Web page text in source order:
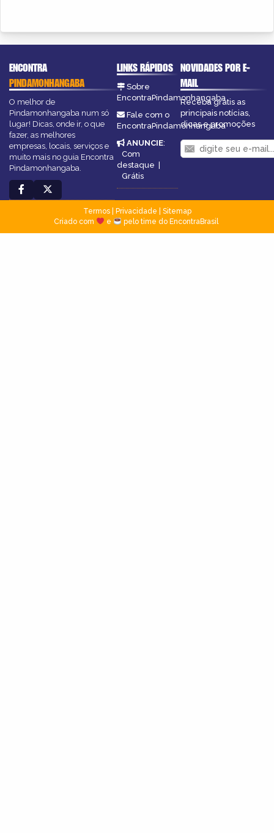
ENCONTRA
PINDAMONHANGABA
O melhor de
Pindamonhangaba num só
lugar! Dicas, onde ir, o que
fazer, as melhores
empresas, locais, serviços e
muito mais no guia Encontra
Pindamonhangaba.
LINKS RÁPIDOS
Sobre
EncontraPindamonhangaba
Fale com o
EncontraPindamonhangaba
ANUNCIE:
Com
destaque
Grátis
NOVIDADES POR E-
MAIL
Receba grátis as
principais notícias,
dicas e promoções
Termos| Privacidade
Sitemap
Criado com
e pelo time do EncontraBrasil